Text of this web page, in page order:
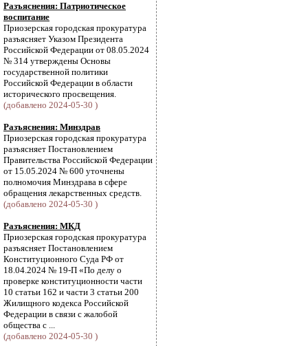
Разъяснения: Патриотическое
воспитание
Приозерская городская прокуратура
разъясняет Указом Президента
Российской Федерации от 08.05.2024
№ 314 утверждены Основы
государственной политики
Российской Федерации в области
исторического просвещения.
(добавлено 2024-05-30 )
Разъяснения: Минздрав
Приозерская городская прокуратура
разъясняет Постановлением
Правительства Российской Федерации
от 15.05.2024 № 600 уточнены
полномочия Минздрава в сфере
обращения лекарственных средств.
(добавлено 2024-05-30 )
Разъяснения: МКД
Приозерская городская прокуратура
разъясняет Постановлением
Конституционного Суда РФ от
18.04.2024 № 19-П «По делу о
проверке конституционности части
10 статьи 162 и части 3 статьи 200
Жилищного кодекса Российской
Федерации в связи с жалобой
общества с ...
(добавлено 2024-05-30 )